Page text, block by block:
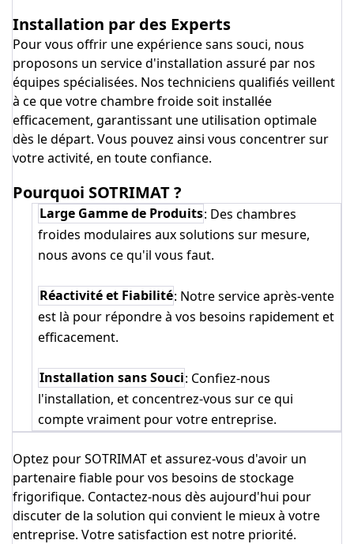
Installation par des Experts
Pour vous offrir une expérience sans souci, nous
proposons un service d'installation assuré par nos
équipes spécialisées. Nos techniciens qualifiés veillent
à ce que votre chambre froide soit installée
efficacement, garantissant une utilisation optimale
dès le départ. Vous pouvez ainsi vous concentrer sur
votre activité, en toute confiance.
Pourquoi SOTRIMAT ?
Large Gamme de Produits: Des chambres
froides modulaires aux solutions sur mesure,
nous avons ce qu'il vous faut.
Réactivité et Fiabilité: Notre service après-vente
est là pour répondre à vos besoins rapidement et
efficacement.
Installation sans Souci: Confiez-nous
l'installation, et concentrez-vous sur ce qui
compte vraiment pour votre entreprise.
Optez pour SOTRIMAT et assurez-vous d'avoir un
partenaire fiable pour vos besoins de stockage
frigorifique. Contactez-nous dès aujourd'hui pour
discuter de la solution qui convient le mieux à votre
entreprise. Votre satisfaction est notre priorité.